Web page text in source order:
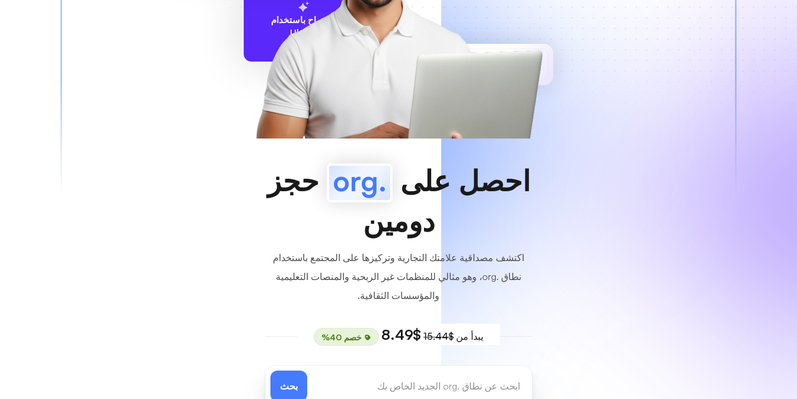
الاقتراح باستخدام
UltaAI
متاح!
احصل على .org
حجز
دومين
اكتشف مصداقية علامتك التجارية وتركيزها على المجتمع باستخدام
نطاق .org، وهو مثالي للمنظمات غير الربحية والمنصات التعليمية
والمؤسسات الثقافية.
يبدأ من $15.44
$8.49 خصم 40%
بحث